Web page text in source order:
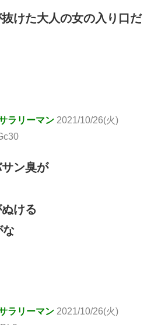
けた大人の女の入り口だ
ラリーマン 2021/10/26(火)
ン臭が
ける
な
ラリーマン 2021/10/26(火)